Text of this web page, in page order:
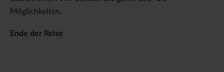
Möglichkeiten.
Ende der Reise